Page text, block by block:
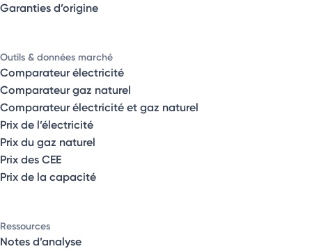
Garanties d’origine
Outils & données marché
Comparateur électricité
Comparateur gaz naturel
Comparateur électricité et gaz naturel
Prix de l’électricité
Prix du gaz naturel
Prix des CEE
Prix de la capacité
Ressources
Notes d’analyse